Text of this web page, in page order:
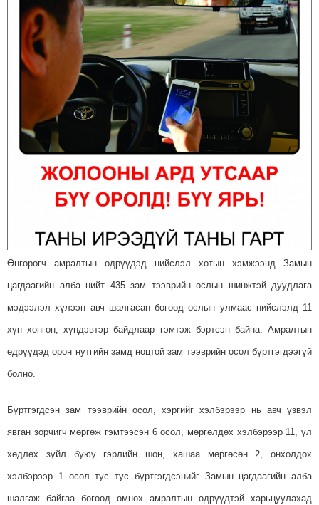
Өнгөрөгч амралтын өдрүүдэд нийслэл хотын хэмжээнд Замын
цагдаагийн алба нийт 435 зам тээврийн ослын шинжтэй дуудлага
мэдээлэл хүлээн авч шалгасан бөгөөд ослын улмаас нийслэлд 11
хүн хөнгөн, хүндэвтэр байдлаар гэмтэж бэртсэн байна. Амралтын
өдрүүдэд орон нутгийн замд ноцтой зам тээврийн осол бүртгэгдээгүй
болно.
Бүртгэгдсэн зам тээврийн осол, хэргийг хэлбэрээр нь авч үзвэл
явган зорчигч мөргөж гэмтээсэн 6 осол, мөргөлдөх хэлбэрээр 11, үл
хөдлөх зүйл буюу гэрлийн шон, хашаа мөргөсөн 2, онхолдох
хэлбэрээр 1 осол тус тус бүртгэгдсэнийг Замын цагдаагийн алба
шалгаж байгаа бөгөөд өмнөх амралтын өдрүүдтэй харьцуулахад